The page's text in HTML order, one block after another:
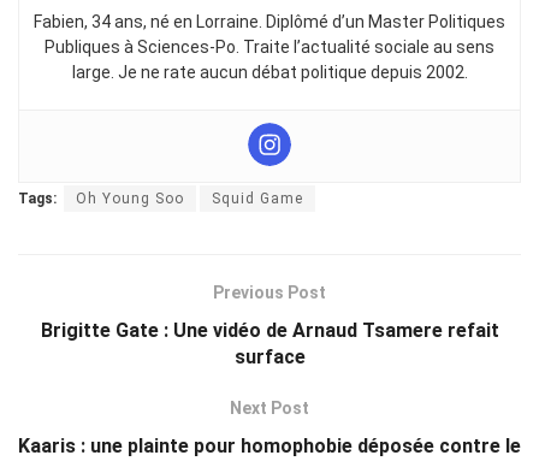
Fabien, 34 ans, né en Lorraine. Diplômé d’un Master Politiques
Publiques à Sciences-Po. Traite l’actualité sociale au sens
large. Je ne rate aucun débat politique depuis 2002.
Tags: Oh Young Soo Squid Game
Previous Post
Brigitte Gate : Une vidéo de Arnaud Tsamere refait
surface
Next Post
Kaaris : une plainte pour homophobie déposée contre le